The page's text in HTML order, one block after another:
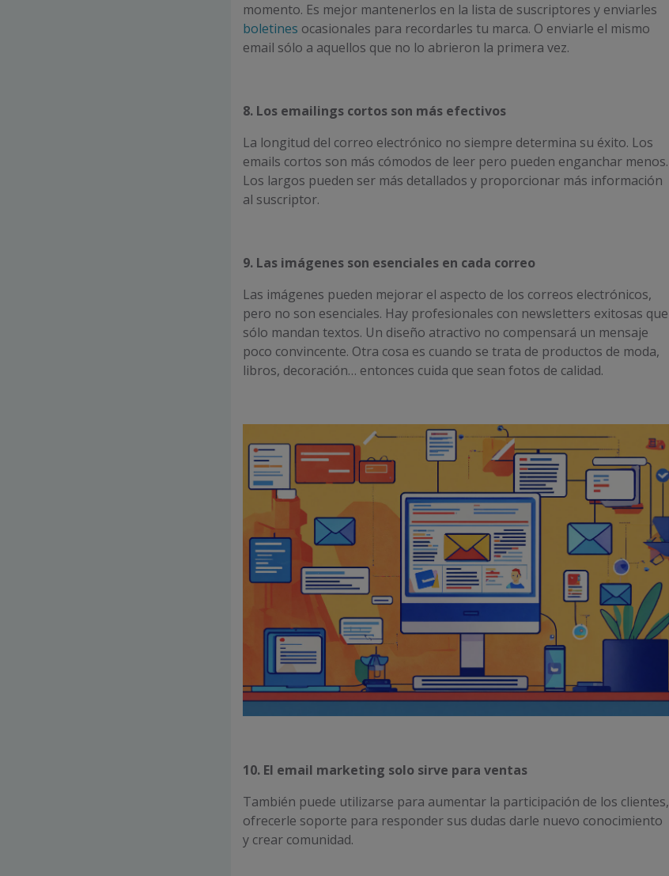
momento. Es mejor mantenerlos en la lista de suscriptores y enviarles
boletines ocasionales para recordarles tu marca. O enviarle el mismo
email sólo a aquellos que no lo abrieron la primera vez.
8. Los emailings cortos son más efectivos
La longitud del correo electrónico no siempre determina su éxito. Los
emails cortos son más cómodos de leer pero pueden enganchar menos.
Los largos pueden ser más detallados y proporcionar más información
al suscriptor.
9. Las imágenes son esenciales en cada correo
Las imágenes pueden mejorar el aspecto de los correos electrónicos,
pero no son esenciales. Hay profesionales con newsletters exitosas que
sólo mandan textos. Un diseño atractivo no compensará un mensaje
poco convincente. Otra cosa es cuando se trata de productos de moda,
libros, decoración… entonces cuida que sean fotos de calidad.
10. El email marketing solo sirve para ventas
También puede utilizarse para aumentar la participación de los clientes,
ofrecerle soporte para responder sus dudas darle nuevo conocimiento
y crear comunidad.